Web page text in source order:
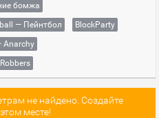
бомжа
— Пейнтбол
BlockParty
Anarchy
не найдено. Создайте
месте!